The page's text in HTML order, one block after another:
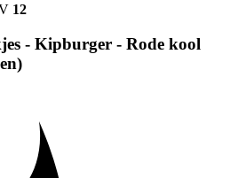
12
- Kipburger - Rode kool